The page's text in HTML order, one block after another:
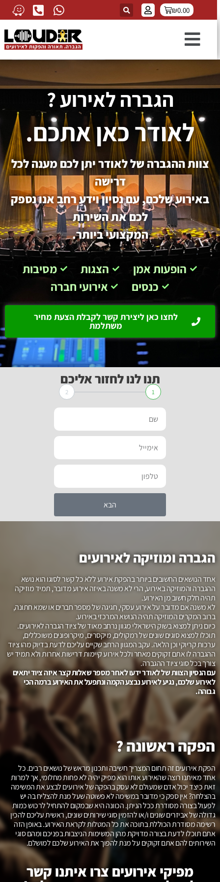
₪0.00
הגברה לאירוע ?
לאודר כאן אתכם.
צוות ההגברה של לאודר יתן לכם מענה לכל
דרישה
באירוע שלכם, עם נסיון וידע רחב אנו נספק
לכם את השירות
המקצועי ביותר.
הופעות אמן הצגות
מסיבות
כנסים
אירועי חברה
לחצו כאן ליצירת קשר לקבלת הצעת מחיר
משתלמת
תנו לנו לחזור אליכם
1
2
הבא
הגברה ומוזיקה לאירועים
אחד הנושאים החשובים ביותר בהפקת אירוע ללא כל קשר לסוגו הוא נושא
ההגברה והמוזיקה באירוע, הרי לא משנה באיזה אירוע מדובר, תמיד מוזיקה
תהיה חלק חשוב מן האירוע.
לא משנה אם מדובר על אירוע עסקי, חגיגה של מספר חברים או שמא חתונה,
ברוב המקרים המוזיקה תהיה הנושא המרכזי באירוע.
כיום ניתן למצוא בשוק הישראלי מגוון נרחב מאוד של ציוד הגברה לאירועים.
תוכלו למצוא סוגים שונים של רמקולים, מיקסרים, מיקרופונים משוכללים,
ערכות קריוקי וכן הלאה. עקב המגוון הרחב שקיים עליכם לדעת בדיוק מהו ציוד
ההגברה לו אתם זקוקים מאחר ולכל אירוע קיימות דרישות אחרות ולא תמיד יש
צורך בכל סוגי ציוד ההגברה.
עם הנסיון הצוות של לאודר ידעו לאחר מספר שאלות קצר איזה ציוד יתאים
לאירוע שלכם, נגיע לאירוע נבצע הקמה ונתפעל את האירוע ברמה הכי
גבוהה.
הפקה ראשונה ?
הפקת אירועים זה תחום המצריך חשיבה ותכנון מראש של נושאים רבים. כל
אחד מאיתנו רוצה שהאירוע אותו הוא מפיק יהיה לא פחות מחלומי, אך למרות
זאת כיצד יכול אדם שמעולם לא עסק בהפקה של אירועים לבצע את המשימה
בהצלחה? אין ספק כי מדובר במשימה לא פשוטה שעל מנת להצליח בה יש
לפעול בצורה מסודרת ככל הניתן. הכוונה היא שבמקום להתחיל לרכוש כמות
גדולה של אביזרים שונים ו/או להזמין סוגי שירותים שונים, ראשית עליכם להכין
רשימה מסודרת הכוללת בתוכה את כל המטלות לקראת האירוע. באופן הזה
אתם תוכלו לדעת בצורה מדויקת מהן המשימות הניצבות בפניכם ומהם סוגי
השירותים להם אתם זקוקים על מנת להפוך את האירוע שלכם למושלם.
מפיקי אירועים צרו איתנו קשר